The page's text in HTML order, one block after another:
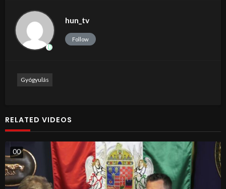
hun_tv
Follow
Gyógyulás
RELATED VIDEOS
00